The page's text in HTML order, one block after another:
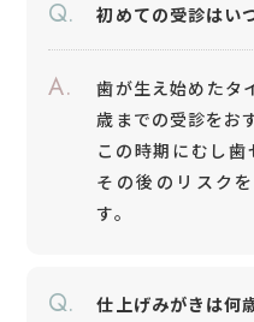
Q. 初めての受診はい
A.
歯が生え始めたタ
歳までの受診をお
この時期にむし歯
その後のリスク
す。
Q. 仕上げみがきは何